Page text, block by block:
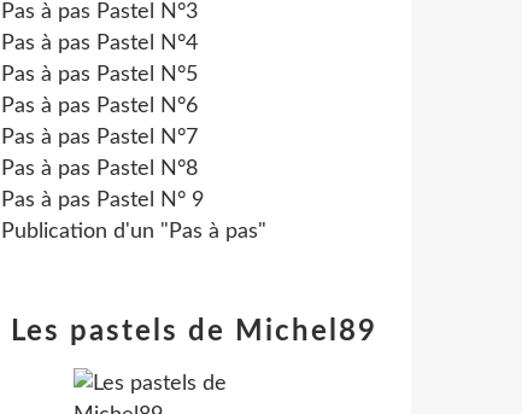
Pas à pas Pastel N°3
Pas à pas Pastel N°4
Pas à pas Pastel N°5
Pas à pas Pastel N°6
Pas à pas Pastel N°7
Pas à pas Pastel N°8
Pas à pas Pastel N° 9
Publication d'un "Pas à pas"
Les pastels de Michel89